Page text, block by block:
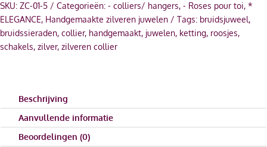
SKU: ZC-01-5 Categorieën: - colliers/ hangers, - Roses pour toi, *
ELEGANCE, Handgemaakte zilveren juwelen Tags: bruidsjuweel,
bruidssieraden, collier, handgemaakt, juwelen, ketting, roosjes,
schakels, zilver, zilveren collier
Beschrijving
Aanvullende informatie
Beoordelingen (0)